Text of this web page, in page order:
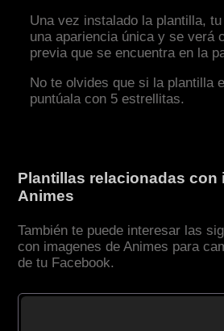
Una vez instalado la plantilla,
una apariencia única y se verá
previa que se encuentra en la
No te olvides que si la plantilla
puntúala con 5 estrellitas.
Plantillas relacionadas con
Animes
También te puede interesar las
con imagenes de Animes para
de tu Facebook.